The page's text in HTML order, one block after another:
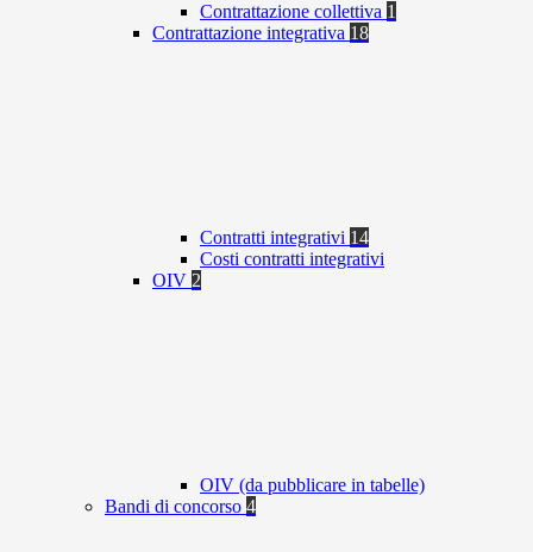
Contrattazione collettiva 1
Contrattazione integrativa 18
Contratti integrativi 14
Costi contratti integrativi
OIV 2
OIV (da pubblicare in tabelle)
Bandi di concorso 4